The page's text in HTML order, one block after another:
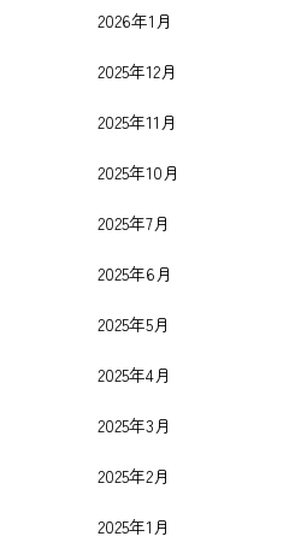
2026年1月
2025年12月
2025年11月
2025年10月
2025年7月
2025年6月
2025年5月
2025年4月
2025年3月
2025年2月
2025年1月